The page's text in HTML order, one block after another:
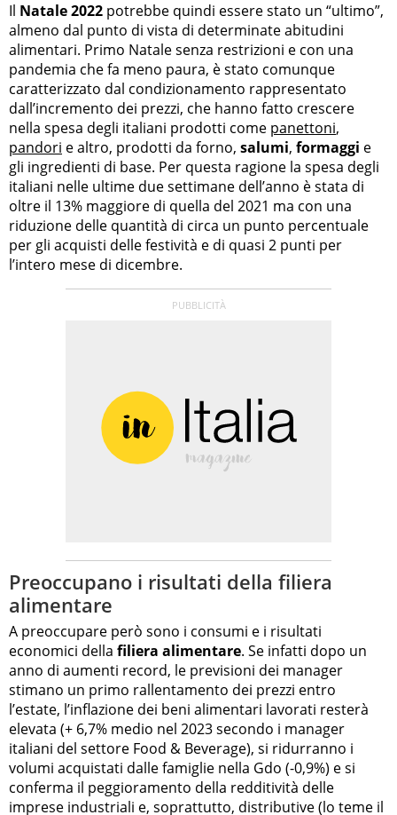
Il Natale 2022 potrebbe quindi essere stato un “ultimo”,
almeno dal punto di vista di determinate abitudini
alimentari. Primo Natale senza restrizioni e con una
pandemia che fa meno paura, è stato comunque
caratterizzato dal condizionamento rappresentato
dall’incremento dei prezzi, che hanno fatto crescere
nella spesa degli italiani prodotti come panettoni,
pandori e altro, prodotti da forno, salumi, formaggi e
gli ingredienti di base. Per questa ragione la spesa degli
italiani nelle ultime due settimane dell’anno è stata di
oltre il 13% maggiore di quella del 2021 ma con una
riduzione delle quantità di circa un punto percentuale
per gli acquisti delle festività e di quasi 2 punti per
l’intero mese di dicembre.
Preoccupano i risultati della filiera
alimentare
A preoccupare però sono i consumi e i risultati
economici della filiera alimentare. Se infatti dopo un
anno di aumenti record, le previsioni dei manager
stimano un primo rallentamento dei prezzi entro
l’estate, l’inflazione dei beni alimentari lavorati resterà
elevata (+ 6,7% medio nel 2023 secondo i manager
italiani del settore Food & Beverage), si ridurranno i
volumi acquistati dalle famiglie nella Gdo (-0,9%) e si
conferma il peggioramento della redditività delle
imprese industriali e, soprattutto, distributive (lo teme il